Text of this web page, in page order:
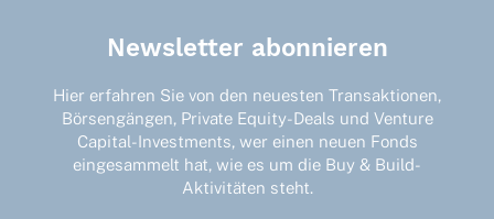
Newsletter abonnieren
Hier erfahren Sie von den neuesten Transaktionen,
Börsengängen, Private Equity-Deals und Venture
Capital-Investments, wer einen neuen Fonds
eingesammelt hat, wie es um die Buy & Build-
Aktivitäten steht.